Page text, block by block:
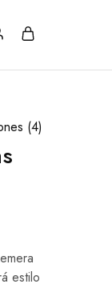
(4)
estilo